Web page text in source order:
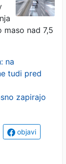
nad 7,5
na
tudi pred
zapirajo
objavi